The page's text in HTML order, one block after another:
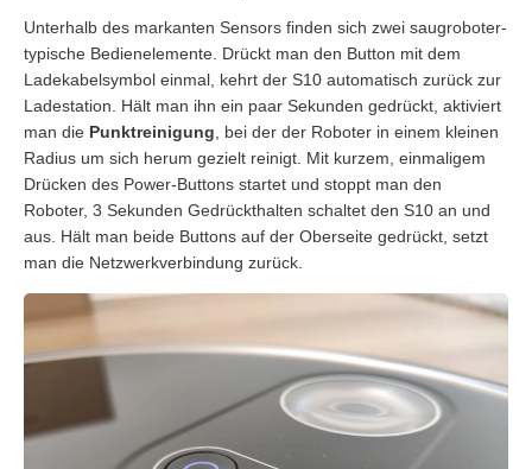
Unterhalb des markanten Sensors finden sich zwei saugroboter-
typische Bedienelemente. Drückt man den Button mit dem
Ladekabelsymbol einmal, kehrt der S10 automatisch zurück zur
Ladestation. Hält man ihn ein paar Sekunden gedrückt, aktiviert
man die Punktreinigung , bei der der Roboter in einem kleinen
Radius um sich herum gezielt reinigt. Mit kurzem, einmaligem
Drücken des Power-Buttons startet und stoppt man den
Roboter, 3 Sekunden Gedrückthalten schaltet den S10 an und
aus. Hält man beide Buttons auf der Oberseite gedrückt, setzt
man die Netzwerkverbindung zurück.